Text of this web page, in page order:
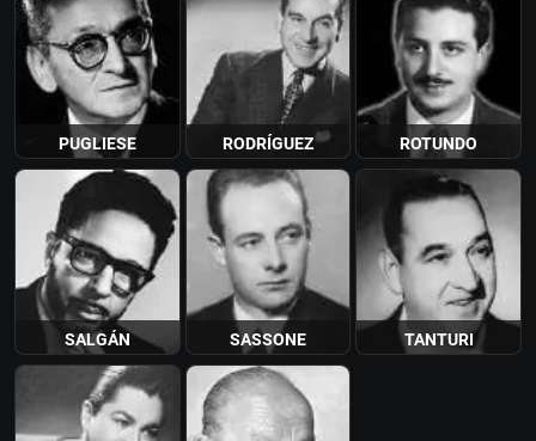
PUGLIESE RODRÍGUEZ ROTUNDO
SALGÁN SASSONE TANTURI